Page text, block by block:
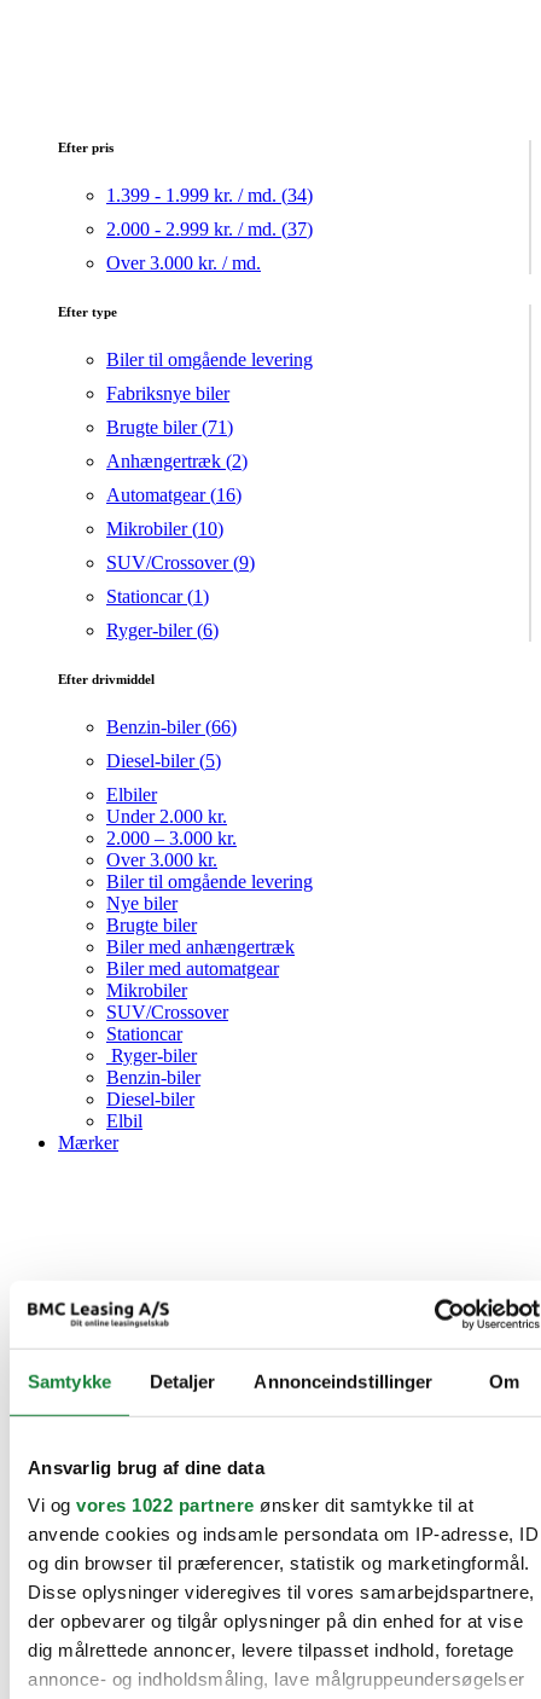
Samtykke Detaljer Annonceindstillinger Om
Ansvarlig brug af dine data
Vi og vores 1022 partnere ønsker dit samtykke til at
anvende cookies og indsamle persondata om IP-adresse, ID
og din browser til præferencer, statistik og marketingformål.
Disse oplysninger videregives til vores samarbejdspartnere,
der opbevarer og tilgår oplysninger på din enhed for at vise
dig målrettede annoncer, levere tilpasset indhold, foretage
annonce- og indholdsmåling, lave målgruppeundersøgelser
Efter pris
1.399 - 1.999 kr. / md. (34)
2.000 - 2.999 kr. / md. (37)
Over 3.000 kr. / md.
Efter type
Biler til omgående levering
Fabriksnye biler
Brugte biler (71)
Anhængertræk (2)
Automatgear (16)
Mikrobiler (10)
SUV/Crossover (9)
Stationcar (1)
Ryger-biler (6)
Efter drivmiddel
Benzin-biler (66)
Diesel-biler (5)
Elbiler
Under 2.000 kr.
2.000 – 3.000 kr.
Over 3.000 kr.
Biler til omgående levering
Nye biler
Brugte biler
Biler med anhængertræk
Biler med automatgear
Mikrobiler
SUV/Crossover
Stationcar
Ryger-biler
Benzin-biler
Diesel-biler
Elbil
Mærker